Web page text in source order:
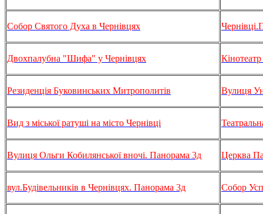
Собор Святого Духа в Чернівцях
Двохпалубна "Шифа" у Чернівцях
Резиденція Буковинських Митрополитів Вулиця
Вид з міської ратуші на місто Чернівці
Вулиця Ольги Кобилянської вночі. Панорама 3д Церква
вул.Будівельників в Чернівцях. Панорама 3д Собор